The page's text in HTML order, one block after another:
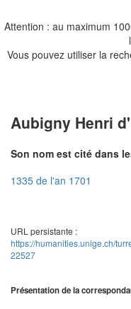
Attention : au maximum
Vous pouvez utiliser la
Aubigny Henri d'
Son nom est cité dans
1335 de l'an 1701
URL persistante :
https://humanities.unige.ch/
22527
Présentation de la